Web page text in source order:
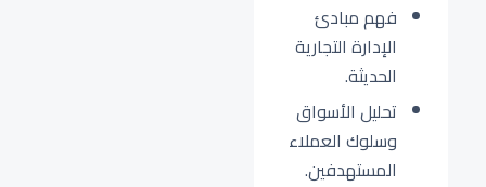
فهم مبادئ
الإدارة التجارية
الحديثة.
تحليل الأسواق
وسلوك العملاء
المستهدفين.